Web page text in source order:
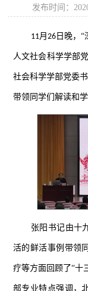
发布时间：
11月 26 日晚，
人文社会科学学部
社会科学学部党委
带领同学们解读和
张阳书记由十
活的鲜活事例带领
疗等方面回顾了“十
部专业特点强调，